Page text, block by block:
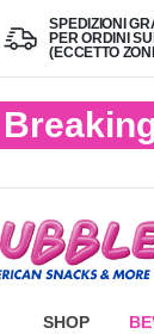
SPEDIZIONI
PER ORDINI
(ECCETTO
SHOP